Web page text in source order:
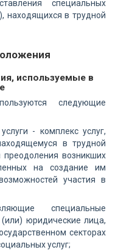
специальных
находящихся в трудной
используемые в
следующие
- комплекс услуг,
в трудной
преодоления возникших
на создание им
участия в
специальные
юридические лица,
секторах
услуг;